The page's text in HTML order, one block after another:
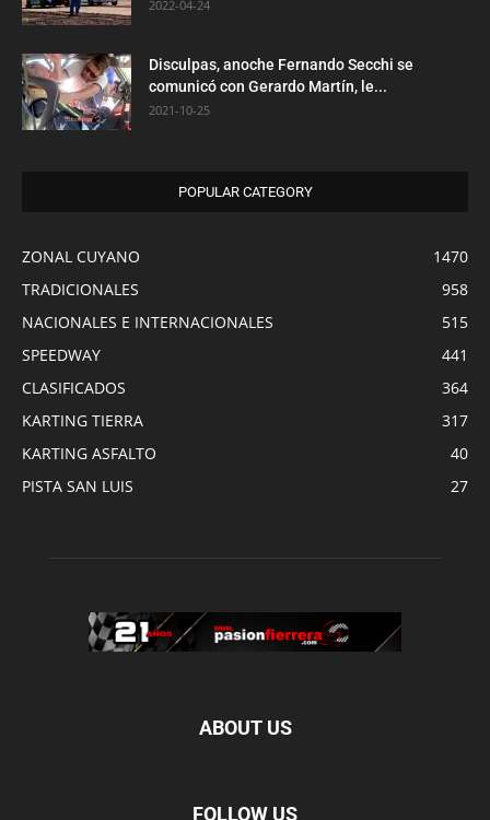
2022-04-24
Disculpas, anoche Fernando Secchi se
comunicó con Gerardo Martín, le...
2021-10-25
POPULAR CATEGORY
ZONAL CUYANO
1470
TRADICIONALES
958
NACIONALES E INTERNACIONALES
515
SPEEDWAY
441
CLASIFICADOS
364
KARTING TIERRA
317
KARTING ASFALTO
40
PISTA SAN LUIS
27
ABOUT US
FOLLOW US